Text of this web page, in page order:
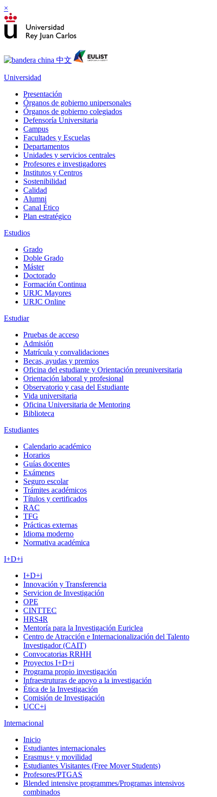
×
Universidad
Presentación
Órganos de gobierno unipersonales
Órganos de gobierno colegiados
Defensoría Universitaria
Campus
Facultades y Escuelas
Departamentos
Unidades y servicios centrales
Profesores e investigadores
Institutos y Centros
Sostenibilidad
Calidad
Alumni
Canal Ético
Plan estratégico
Estudios
Grado
Doble Grado
Máster
Doctorado
Formación Continua
URJC Mayores
URJC Online
Estudiar
Pruebas de acceso
Admisión
Matrícula y convalidaciones
Becas, ayudas y premios
Oficina del estudiante y Orientación preuniversitaria
Orientación laboral y profesional
Observatorio y casa del Estudiante
Vida universitaria
Oficina Universitaria de Mentoring
Biblioteca
Estudiantes
Calendario académico
Horarios
Guías docentes
Exámenes
Seguro escolar
Trámites académicos
Títulos y certificados
RAC
TFG
Prácticas externas
Idioma moderno
Normativa académica
I+D+i
I+D+i
Innovación y Transferencia
Servicion de Investigación
OPE
CINTTEC
HRS4R
Mentoría para la Investigación Euriclea
Centro de Atracción e Internacionalización del Talento
Investigador (CAIT)
Convocatorias RRHH
Proyectos I+D+i
Programa propio investigación
Infraestruturas de apoyo a la investigación
Ética de la Investigación
Comisión de Investigación
UCC+i
Internacional
Inicio
Estudiantes internacionales
Erasmus+ y movilidad
Estudiantes Visitantes (Free Mover Students)
Profesores/PTGAS
Blended intensive programmes/Programas intensivos
combinados